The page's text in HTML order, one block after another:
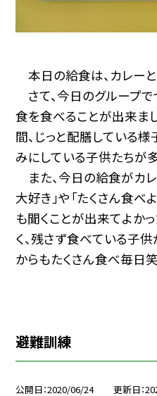
本日の給食は、カレーと
さて、今日のグループ
食を食べることが出来ま
間、じっと配膳している
みにしている子供たちが
また、今日の給食がカレ
大好き」や「たくさん食べ
も聞くことが出来てよか
く、残さず食べている子
からもたくさん食べ毎日
避難訓練
公開日 2020/06/24 更新日